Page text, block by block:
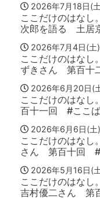
2026年7月18日(
ここだけのはな
次郎を語る 土居
2026年7月4日(土)
ここだけのはな
ずきさん 第百十
2026年6月20日(
ここだけのはな
百十一回 #ここ
2026年6月6日(土)
ここだけのはな
さん 第百十回 #
2026年5月16日(
ここだけのはな
吉村優二さん 第